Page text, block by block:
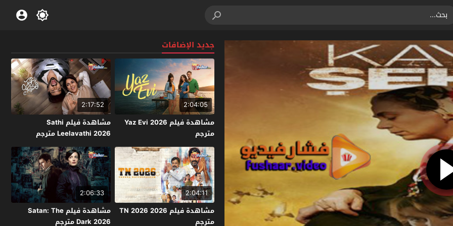
جديد الإضافات
2:04:05
مشاهدة فيلم Yaz Evi 2026
مترجم
2:17:52
مشاهدة فيلم Sathi
Leelavathi 2026 مترجم
2:04:11
مشاهدة فيلم TN 2026 2026
مترجم
2:06:33
مشاهدة فيلم Satan: The
Dark 2026 مترجم